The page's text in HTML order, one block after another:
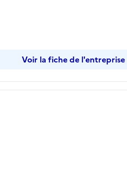
Voir la fiche de l'entreprise